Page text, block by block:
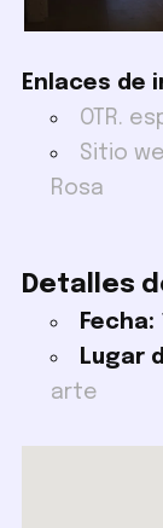
Enlaces de
OTR.
Sitio
Rosa
Detalles
Fecha:
Lugar
arte